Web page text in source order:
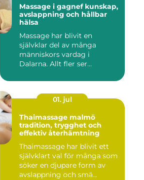
Massage i gagnef kunskap,
avslappning och hållbar
hälsa
Massage har blivit en
självklar del av många
människors vardag i
Dalarna. Allt fler ser
01. jul
Thaimassage malmö
tradition, trygghet och
effektiv återhämtning
Thaimassage har blivit ett
självklart val för många som
söker en djupare form av
avslappning och smä...